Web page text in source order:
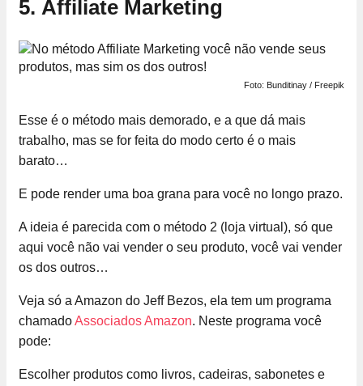
5. Affiliate Marketing
Foto: Bunditinay / Freepik
Esse é o método mais demorado, e a que dá mais
trabalho, mas se for feita do modo certo é o mais
barato…
E pode render uma boa grana para você no longo prazo.
A ideia é parecida com o método 2 (loja virtual), só que
aqui você não vai vender o seu produto, você vai vender
os dos outros…
Veja só a Amazon do Jeff Bezos, ela tem um programa
chamadoAssociados Amazon. Neste programa você
pode:
Escolher produtos como livros, cadeiras, sabonetes e